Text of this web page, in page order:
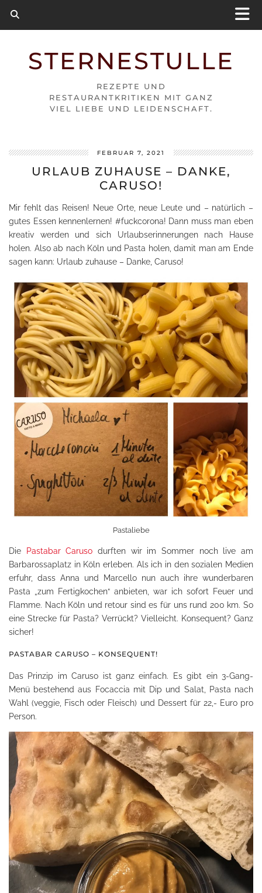
STERNESTULLE
REZEPTE UND
RESTAURANTKRITIKEN MIT GANZ
VIEL LIEBE UND LEIDENSCHAFT.
FEBRUAR 7, 2021
URLAUB ZUHAUSE – DANKE,
CARUSO!
Mir fehlt das Reisen! Neue Orte, neue Leute und – natürlich –
gutes Essen kennenlernen! #fuckcorona! Dann muss man eben
kreativ werden und sich Urlaubserinnerungen nach Hause
holen. Also ab nach Köln und Pasta holen, damit man am Ende
sagen kann: Urlaub zuhause – Danke, Caruso!
Pastaliebe
Die Pastabar Caruso durften wir im Sommer noch live am
Barbarossaplatz in Köln erleben. Als ich in den sozialen Medien
erfuhr, dass Anna und Marcello nun auch ihre wunderbaren
Pasta „zum Fertigkochen“ anbieten, war ich sofort Feuer und
Flamme. Nach Köln und retour sind es für uns rund 200 km. So
eine Strecke für Pasta? Verrückt? Vielleicht. Konsequent? Ganz
sicher!
PASTABAR CARUSO – KONSEQUENT!
Das Prinzip im Caruso ist ganz einfach. Es gibt ein 3-Gang-
Menü bestehend aus Focaccia mit Dip und Salat, Pasta nach
Wahl (veggie, Fisch oder Fleisch) und Dessert für 22,- Euro pro
Person.